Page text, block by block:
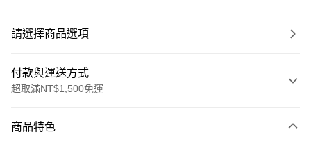
請選擇商品選項
付款與運送方式
超取滿NT$1,500免運
信用卡一次付款
商品特色